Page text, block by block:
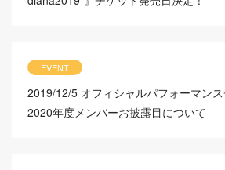
EVENT
2019/12/5 オフィシャルパフォーマンス
2020年度メンバーお披露目について